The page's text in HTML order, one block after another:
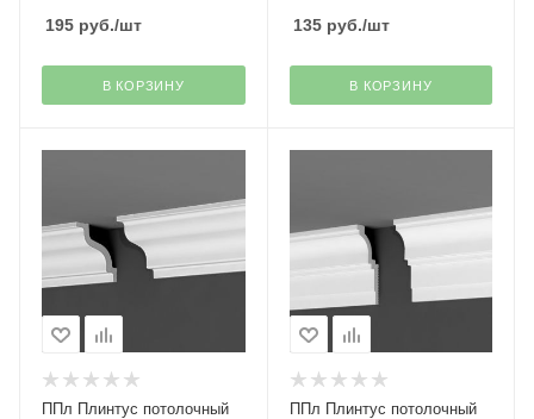
195 руб./шт
В КОРЗИНУ
135руб./шт
В КОРЗИНУ
ППл Плинтус потолочный
ППл Плинтус потолочный